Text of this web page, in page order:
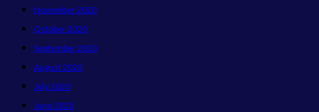
November 2020
October 2020
September 2020
August 2020
July 2020
June 2020